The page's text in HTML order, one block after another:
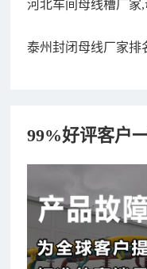
河北车间母线槽厂家
泰州封闭母线厂家排
99%好评客户
182xxxx4350 秦女士
156xxxx3534 郭先生